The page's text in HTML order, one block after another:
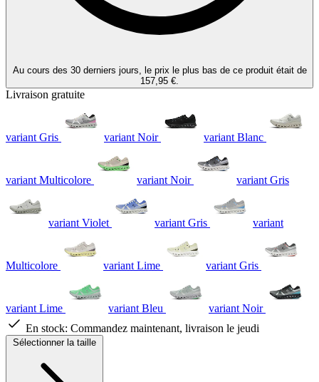
Au cours des 30 derniers jours, le prix le plus bas de ce produit était de
157,95 €.
Livraison gratuite
variant Gris variant Noir variant Blanc
variant Multicolore variant Noir variant Gris
variant Violet variant Gris variant
Multicolore variant Lime variant Gris
variant Lime variant Bleu
variant Noir
En stock: Commandez maintenant, livraison le jeudi
Sélectionner la taille